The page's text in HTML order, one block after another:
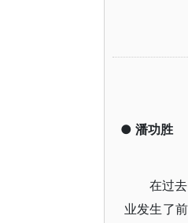
● 潘功胜
在过
业发生了